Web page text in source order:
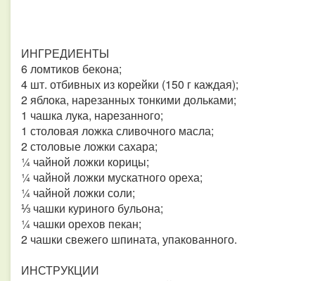
ИНГРЕДИЕНТЫ
6 ломтиков бекона;
4 шт. отбивных из корейки (150 г каждая);
2 яблока, нарезанных тонкими дольками;
1 чашка лука, нарезанного;
1 столовая ложка сливочного масла;
2 столовые ложки сахара;
¼ чайной ложки корицы;
¼ чайной ложки мускатного ореха;
¼ чайной ложки соли;
⅓ чашки куриного бульона;
¼ чашки орехов пекан;
2 чашки свежего шпината, упакованного.
ИНСТРУКЦИИ